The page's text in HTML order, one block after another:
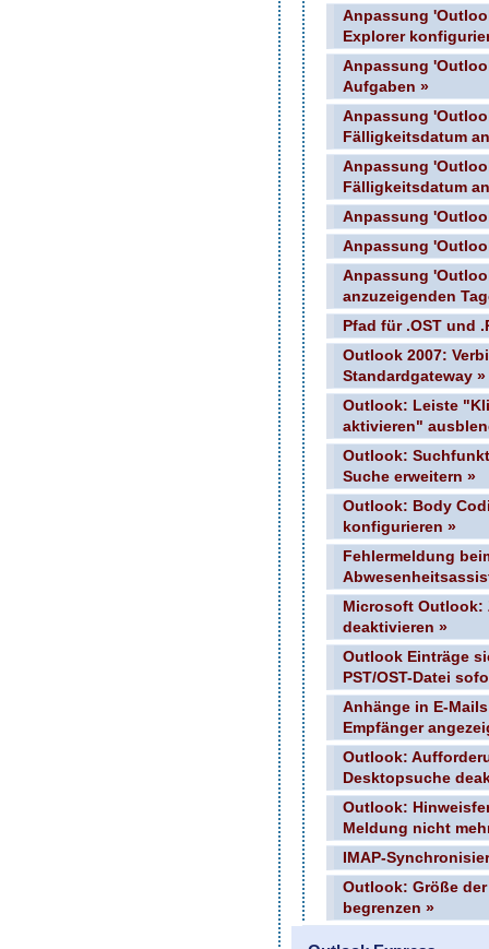
Anpassung
Explorer
Anpassung
Aufgaben »
Anpassung
Fälligkeitsdatum
Anpassung
Fälligkeitsdatum
Anpassung
Anpassung
Anpassung
anzuzeigenden
Pfad für .OST und
Outlook 2007:
Standardgateway »
Outlook: Leiste
aktivieren"
Outlook:
Suche erweitern »
Outlook: Body
konfigurieren »
Fehlermeldung
Microsoft Outlook:
deaktivieren »
Outlook Einträge
PST/OST-Datei
Anhänge in E-
Empfänger
Outlook:
Desktopsuche
Outlook:
Meldung nicht
IMAP-
Outlook: Größe
begrenzen »